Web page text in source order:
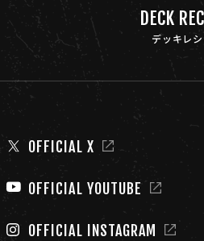
DECK
デッキレ
OFFICIAL X
OFFICIAL YOUTUBE
OFFICIAL INSTAGRAM